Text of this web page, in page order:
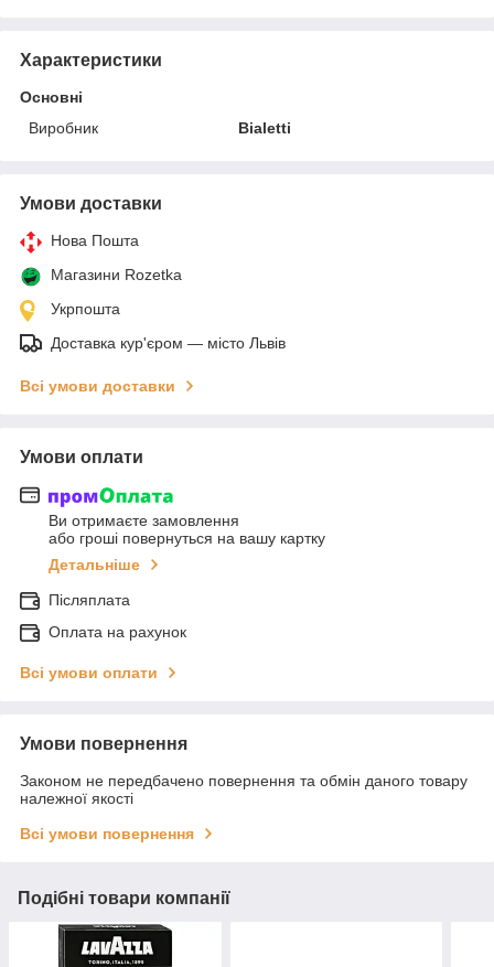
Характеристики
Основні
Виробник
Bialetti
Умови доставки
Нова Пошта
Магазини Rozetka
Укрпошта
Доставка кур'єром — місто Львів
Всі умови доставки
Умови оплати
Ви отримаєте замовлення
або гроші повернуться на вашу картку
Детальніше
Післяплата
Оплата на рахунок
Всі умови оплати
Умови повернення
Законом не передбачено повернення та обмін даного товару
належної якості
Всі умови повернення
Подібні товари компанії